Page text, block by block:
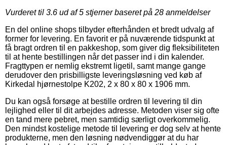
Vurderet til 3.6 ud af 5 stjerner baseret på 28 anmeldelser
En del online shops tilbyder efterhånden et bredt udvalg af
former for levering. En favorit er på nuværende tidspunkt at
få bragt ordren til en pakkeshop, som giver dig fleksibiliteten
til at hente bestillingen når det passer ind i din kalender.
Fragttypen er nemlig ekstremt ligetil, samt mange gange
derudover den prisbilligste leveringsløsning ved køb af
Kirkedal hjørnestolpe K202, 2 x 80 x 80 x 1906 mm.
Du kan også forsøge at bestille ordren til levering til din
lejlighed eller til dit arbejdes adresse. Metoden viser sig ofte
en tand mere pebret, men samtidig særligt overkommelig.
Den mindst kostelige metode til levering er dog selv at hente
produkterne, men den løsning nødvendiggør at du har